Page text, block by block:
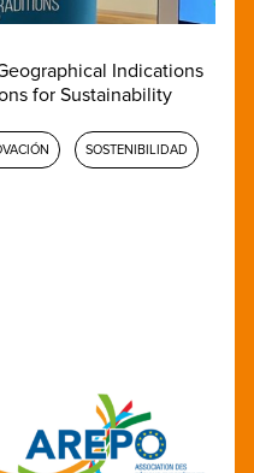
Indications
for Sustainability
SOSTENIBILIDAD